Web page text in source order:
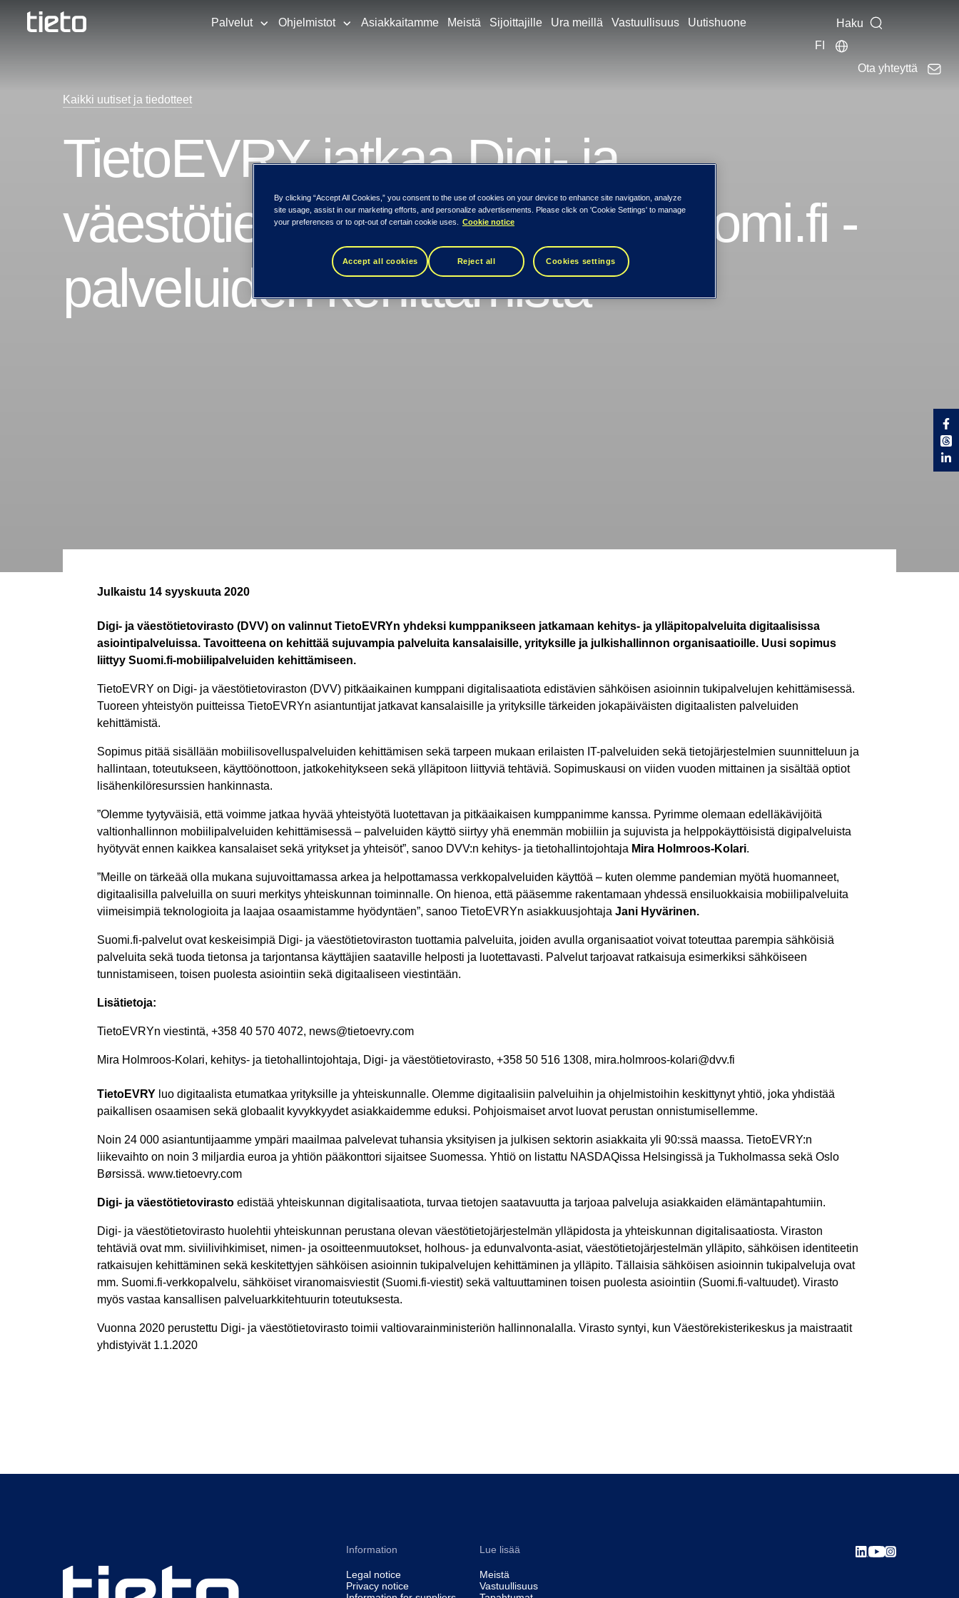
Palvelut Ohjelmistot Asiakkaitamme Meistä Sijoittajille Ura meillä Vastuullisuus Uutishuone
Haku
FI
Ota yhteyttä
Kaikki uutiset ja tiedotteet
TietoEVRY jatkaa Digi- ja
väestötietoviraston kanssa suomi.fi -
palveluiden kehittämistä
Julkaistu 14 syyskuuta 2020
Digi- ja väestötietovirasto (DVV) on valinnut TietoEVRYn yhdeksi kumppanikseen jatkamaan kehitys- ja ylläpitopalveluita digitaalisissa
asiointipalveluissa. Tavoitteena on kehittää sujuvampia palveluita kansalaisille, yrityksille ja julkishallinnon organisaatioille. Uusi sopimus
liittyy Suomi.fi-mobiilipalveluiden kehittämiseen.
TietoEVRY on Digi- ja väestötietoviraston (DVV) pitkäaikainen kumppani digitalisaatiota edistävien sähköisen asioinnin tukipalvelujen kehittämisessä.
Tuoreen yhteistyön puitteissa TietoEVRYn asiantuntijat jatkavat kansalaisille ja yrityksille tärkeiden jokapäiväisten digitaalisten palveluiden
kehittämistä.
Sopimus pitää sisällään mobiilisovelluspalveluiden kehittämisen sekä tarpeen mukaan erilaisten IT-palveluiden sekä tietojärjestelmien suunnitteluun ja
hallintaan, toteutukseen, käyttöönottoon, jatkokehitykseen sekä ylläpitoon liittyviä tehtäviä. Sopimuskausi on viiden vuoden mittainen ja sisältää optiot
lisähenkilöresurssien hankinnasta.
”Olemme tyytyväisiä, että voimme jatkaa hyvää yhteistyötä luotettavan ja pitkäaikaisen kumppanimme kanssa. Pyrimme olemaan edelläkävijöitä
valtionhallinnon mobiilipalveluiden kehittämisessä – palveluiden käyttö siirtyy yhä enemmän mobiiliin ja sujuvista ja helppokäyttöisistä digipalveluista
hyötyvät ennen kaikkea kansalaiset sekä yritykset ja yhteisöt”, sanoo DVV:n kehitys- ja tietohallintojohtaja Mira Holmroos-Kolari.
”Meille on tärkeää olla mukana sujuvoittamassa arkea ja helpottamassa verkkopalveluiden käyttöä – kuten olemme pandemian myötä huomanneet,
digitaalisilla palveluilla on suuri merkitys yhteiskunnan toiminnalle. On hienoa, että pääsemme rakentamaan yhdessä ensiluokkaisia mobiilipalveluita
viimeisimpiä teknologioita ja laajaa osaamistamme hyödyntäen”, sanoo TietoEVRYn asiakkuusjohtaja Jani Hyvärinen.
Suomi.fi-palvelut ovat keskeisimpiä Digi- ja väestötietoviraston tuottamia palveluita, joiden avulla organisaatiot voivat toteuttaa parempia sähköisiä
palveluita sekä tuoda tietonsa ja tarjontansa käyttäjien saataville helposti ja luotettavasti. Palvelut tarjoavat ratkaisuja esimerkiksi sähköiseen
tunnistamiseen, toisen puolesta asiointiin sekä digitaaliseen viestintään.
Lisätietoja:
TietoEVRYn viestintä, +358 40 570 4072, news@tietoevry.com
Mira Holmroos-Kolari, kehitys- ja tietohallintojohtaja, Digi- ja väestötietovirasto, +358 50 516 1308, mira.holmroos-kolari@dvv.fi
TietoEVRY luo digitaalista etumatkaa yrityksille ja yhteiskunnalle. Olemme digitaalisiin palveluihin ja ohjelmistoihin keskittynyt yhtiö, joka yhdistää
paikallisen osaamisen sekä globaalit kyvykkyydet asiakkaidemme eduksi. Pohjoismaiset arvot luovat perustan onnistumisellemme.
Noin 24 000 asiantuntijaamme ympäri maailmaa palvelevat tuhansia yksityisen ja julkisen sektorin asiakkaita yli 90:ssä maassa. TietoEVRY:n
liikevaihto on noin 3 miljardia euroa ja yhtiön pääkonttori sijaitsee Suomessa. Yhtiö on listattu NASDAQissa Helsingissä ja Tukholmassa sekä Oslo
Børsissä. www.tietoevry.com
Digi- ja väestötietovirasto edistää yhteiskunnan digitalisaatiota, turvaa tietojen saatavuutta ja tarjoaa palveluja asiakkaiden elämäntapahtumiin.
Digi- ja väestötietovirasto huolehtii yhteiskunnan perustana olevan väestötietojärjestelmän ylläpidosta ja yhteiskunnan digitalisaatiosta. Viraston
tehtäviä ovat mm. siviilivihkimiset, nimen- ja osoitteenmuutokset, holhous- ja edunvalvonta-asiat, väestötietojärjestelmän ylläpito, sähköisen identiteetin
ratkaisujen kehittäminen sekä keskitettyjen sähköisen asioinnin tukipalvelujen kehittäminen ja ylläpito. Tällaisia sähköisen asioinnin tukipalveluja ovat
mm. Suomi.fi-verkkopalvelu, sähköiset viranomaisviestit (Suomi.fi-viestit) sekä valtuuttaminen toisen puolesta asiointiin (Suomi.fi-valtuudet). Virasto
myös vastaa kansallisen palveluarkkitehtuurin toteutuksesta.
Vuonna 2020 perustettu Digi- ja väestötietovirasto toimii valtiovarainministeriön hallinnonalalla. Virasto syntyi, kun Väestörekisterikeskus ja maistraatit
yhdistyivät 1.1.2020
Information
Legal notice
Privacy notice
Lue lisää
Meistä
Vastuullisuus
By clicking “Accept All Cookies,” you consent to the use of cookies on your device to enhance site navigation, analyze
site usage, assist in our marketing efforts, and personalize advertisements. Please click on 'Cookie Settings' to manage
your preferences or to opt-out of certain cookie uses.
Cookie notice
Accept all cookies Reject all Cookies settings